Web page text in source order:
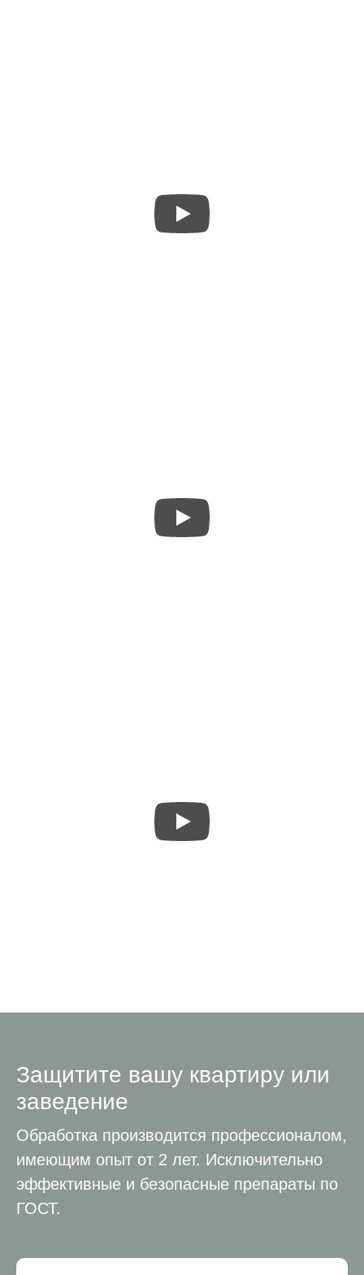
Защитите вашу квартиру или
заведение
Обработка производится профессионалом,
имеющим опыт от 2 лет. Исключительно
эффективные и безопасные препараты по
ГОСТ.